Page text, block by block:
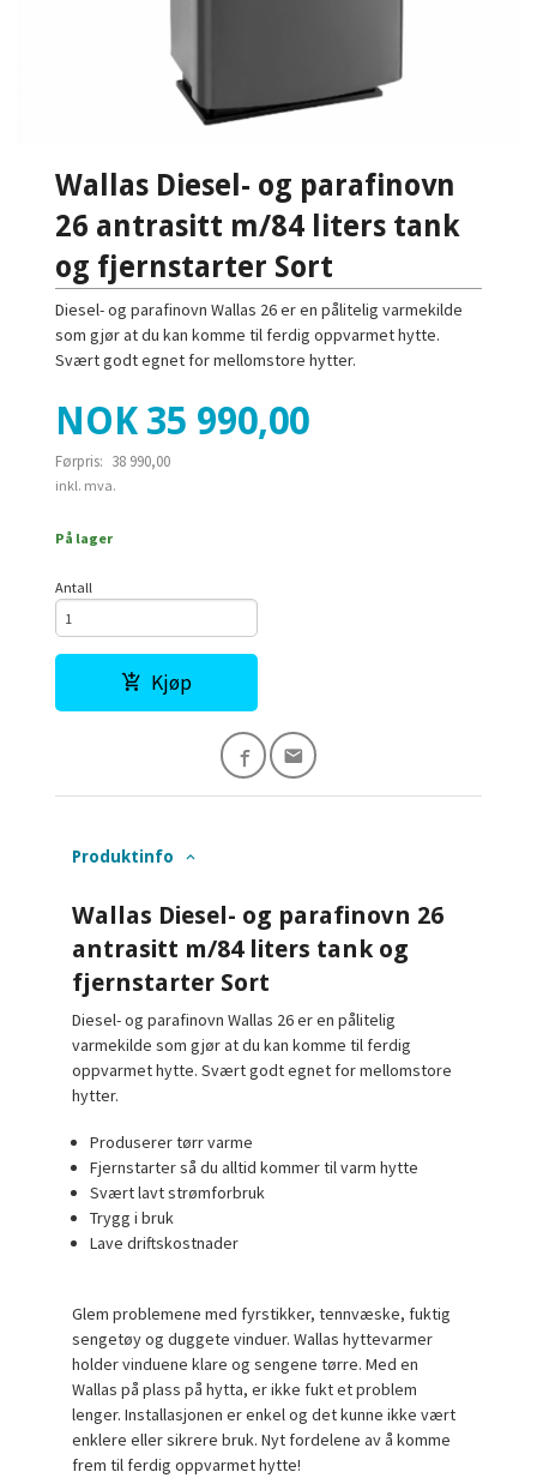
Wallas Diesel- og parafinovn
26 antrasitt m/84 liters tank
og fjernstarter Sort
Diesel- og parafinovn Wallas 26 er en pålitelig varmekilde
som gjør at du kan komme til ferdig oppvarmet hytte.
Svært godt egnet for mellomstore hytter.
Tilbud
NOK 35 990,00
Førpris: 38 990,00
Rabatt
inkl. mva.
På lager
Antall
Kjøp
Produktinfo
Wallas Diesel- og parafinovn 26
antrasitt m/84 liters tank og
fjernstarter Sort
Diesel- og parafinovn Wallas 26 er en pålitelig
varmekilde som gjør at du kan komme til ferdig
oppvarmet hytte. Svært godt egnet for mellomstore
hytter.
Produserer tørr varme
Fjernstarter så du alltid kommer til varm hytte
Svært lavt strømforbruk
Trygg i bruk
Lave driftskostnader
Glem problemene med fyrstikker, tennvæske, fuktig
sengetøy og duggete vinduer. Wallas hyttevarmer
holder vinduene klare og sengene tørre. Med en
Wallas på plass på hytta, er ikke fukt et problem
lenger. Installasjonen er enkel og det kunne ikke vært
enklere eller sikrere bruk. Nyt fordelene av å komme
frem til ferdig oppvarmet hytte!